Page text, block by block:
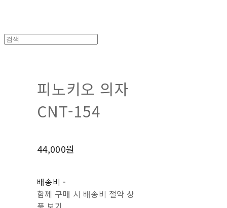
피노키오 의자
CNT-154
44,000원
배송비 -
함께 구매 시 배송비 절약 상